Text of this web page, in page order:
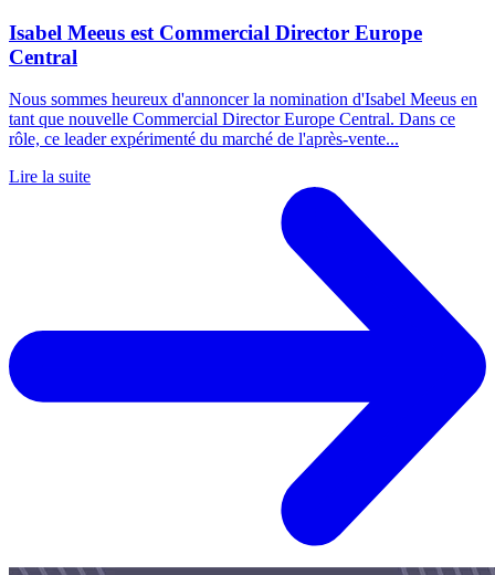
Isabel Meeus est Commercial Director Europe
Central
Nous sommes heureux d'annoncer la nomination d'Isabel Meeus en
tant que nouvelle Commercial Director Europe Central. Dans ce
rôle, ce leader expérimenté du marché de l'après-vente...
Lire la suite